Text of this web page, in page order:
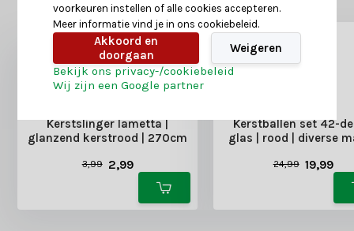
Kerstslinger lametta |
glanzend kerstrood | 270cm
3,99 2,99
Kerstballen set 42-
glas | rood | diverse
24,99 19,99
voorkeuren instellen of alle cookies accepteren.
Meer informatie vind je in ons cookiebeleid.
Akkoord en
doorgaan
Weigeren
Bekijk ons privacy-/cookiebeleid
Wij zijn een Google partner